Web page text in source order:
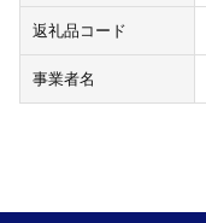
返礼品コード
事業者名